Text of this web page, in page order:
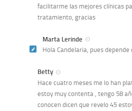
facilitarme las mejores clínicas
tratamiento, gracias
Marta Lerinde
Hola Candelaria, pues depende
Betty
Hace cuatro meses me lo han
estoy muy contenta , tengo 58
conocen dicen que revelo 45